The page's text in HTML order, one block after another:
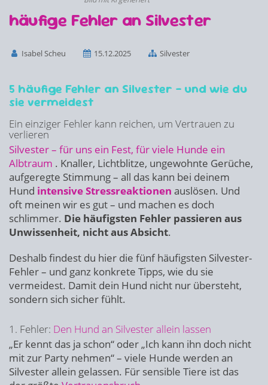
häufige Fehler an Silvester
Isabel Scheu 15.12.2025 Silvester
5 häufige Fehler an Silvester – und wie du
sie vermeidest
Ein einziger Fehler kann reichen, um Vertrauen zu
verlieren
Silvester – für uns ein Fest, für viele Hunde ein
Albtraum . Knaller, Lichtblitze, ungewohnte Gerüche,
aufgeregte Stimmung – all das kann bei deinem
Hund intensive Stressreaktionen auslösen. Und
oft meinen wir es gut – und machen es doch
schlimmer. Die häufigsten Fehler passieren aus
Unwissenheit, nicht aus Absicht.
Deshalb findest du hier die fünf häufigsten Silvester-
Fehler – und ganz konkrete Tipps, wie du sie
vermeidest. Damit dein Hund nicht nur übersteht,
sondern sich sicher fühlt.
1. Fehler: Den Hund an Silvester allein lassen
„Er kennt das ja schon“ oder „Ich kann ihn doch nicht
mit zur Party nehmen“ – viele Hunde werden an
Silvester allein gelassen. Für sensible Tiere ist das